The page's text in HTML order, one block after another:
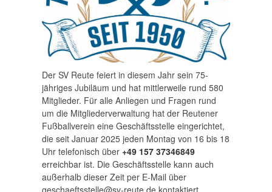
Der SV Reute feiert in diesem Jahr sein 75-
jähriges Jubiläum und hat mittlerweile rund 580
Mitglieder. Für alle Anliegen und Fragen rund
um die Mitgliederverwaltung hat der Reutener
Fußballverein eine Geschäftsstelle eingerichtet,
die seit Januar 2025 jeden Montag von 16 bis 18
Uhr telefonisch über +49 157 37346849
erreichbar ist. Die Geschäftsstelle kann auch
außerhalb dieser Zeit per E-Mail über